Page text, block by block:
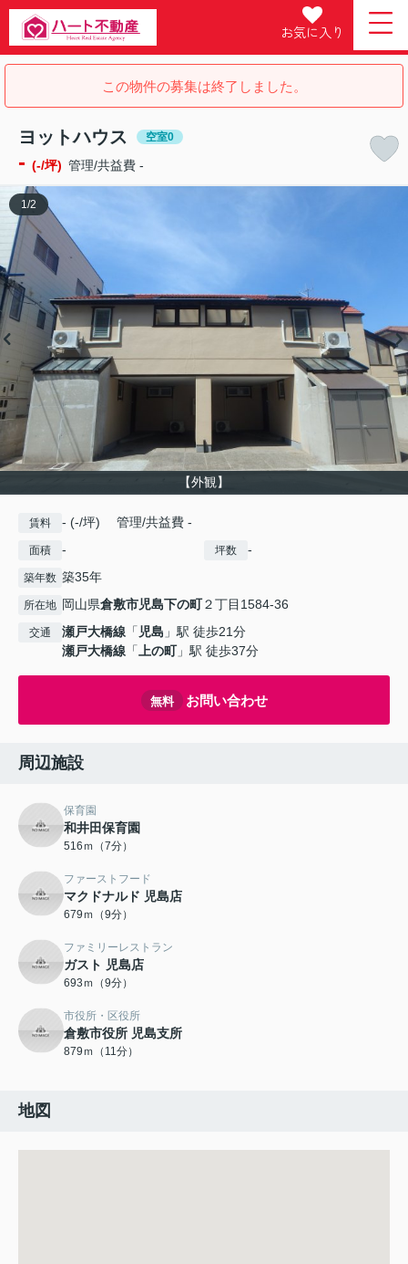
お気に入り
この物件の募集は終了しました。
ヨットハウス 空室0
- (-/坪) 管理/共益費 -
【外観】
1 /2
賃料 - (-/坪) 管理/共益費 -
面積 - 坪数 -
築年数 築35年
所在地 岡山県倉敷市児島下の町２丁目1584-36
交通 瀬戸大橋線 「 児島 」駅 徒歩21分
瀬戸大橋線 「 上の町」駅 徒歩37分
無料 お問い合わせ
周辺施設
保育園
和井田保育園
516ｍ（7分）
ファーストフード
マクドナルド 児島店
679ｍ（9分）
ファミリーレストラン
ガスト 児島店
693ｍ（9分）
市役所・区役所
倉敷市役所 児島支所
879ｍ（11分）
地図